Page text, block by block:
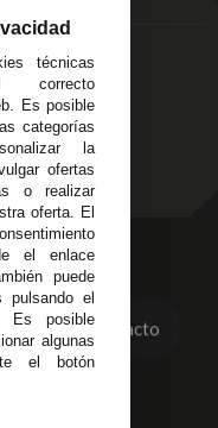
98
44 45 44Contacto
técnicas
correcto
Es posible
categorías
la
ofertas
o realizar
oferta. El
el enlace
puede
pulsando el
Es posible
algunas
el botón